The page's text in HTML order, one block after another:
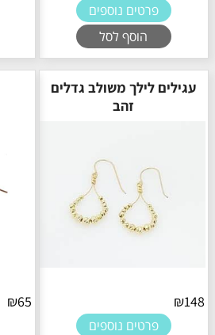
פרטים נוספים
הוסף לסל
עגילים לילך משולב גדלים
זהב
₪148
פרטים נוספים
₪65